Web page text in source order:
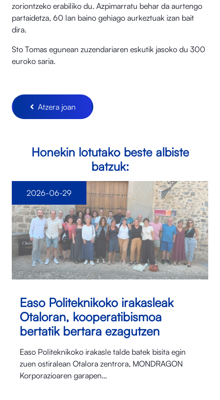
zoriontzeko erabiliko du. Azpimarratu behar da aurtengo
partaidetza, 60 lan baino gehiago aurkeztuak izan bait
dira.
Sto Tomas egunean zuzendariaren eskutik jasoko du 300
euroko saria.
Atzera joan
Honekin lotutako beste albiste
batzuk:
Easo Politeknikoko irakasleak
Otaloran, kooperatibismoa
bertatik bertara ezagutzen
Easo Politeknikoko irakasle talde batek bisita egin
zuen ostiralean Otalora⁠ zentrora, MONDRAGON
Korporazioaren garapen…
2026-06-29